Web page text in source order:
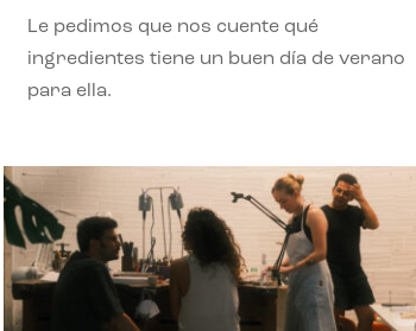
Le pedimos que nos cuente qué
ingredientes tiene un buen día de verano
para ella.